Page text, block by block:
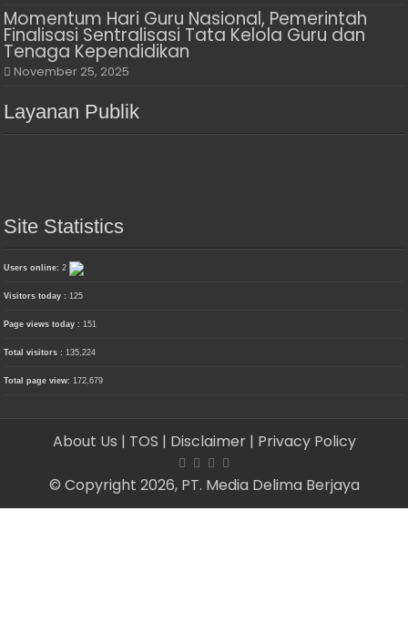
Momentum Hari Guru Nasional, Pemerintah
Finalisasi Sentralisasi Tata Kelola Guru dan
Tenaga Kependidikan
November 25, 2025
Layanan Publik
Site Statistics
Users online:2
Visitors today :125
Page views today :151
Total visitors :135,224
Total page view:172,679
About Us | TOS | Disclaimer | Privacy Policy
© Copyright 2026, PT. Media Delima Berjaya